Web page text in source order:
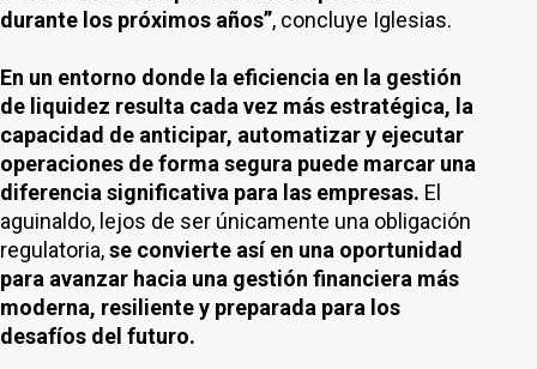
durante los próximos años”, concluye Iglesias.
En un entorno donde la eficiencia en la gestión
de liquidez resulta cada vez más estratégica, la
capacidad de anticipar, automatizar y ejecutar
operaciones de forma segura puede marcar una
diferencia significativa para las empresas. El
aguinaldo, lejos de ser únicamente una obligación
regulatoria,se convierte así en una oportunidad
para avanzar hacia una gestión financiera más
moderna, resiliente y preparada para los
desafíos del futuro.